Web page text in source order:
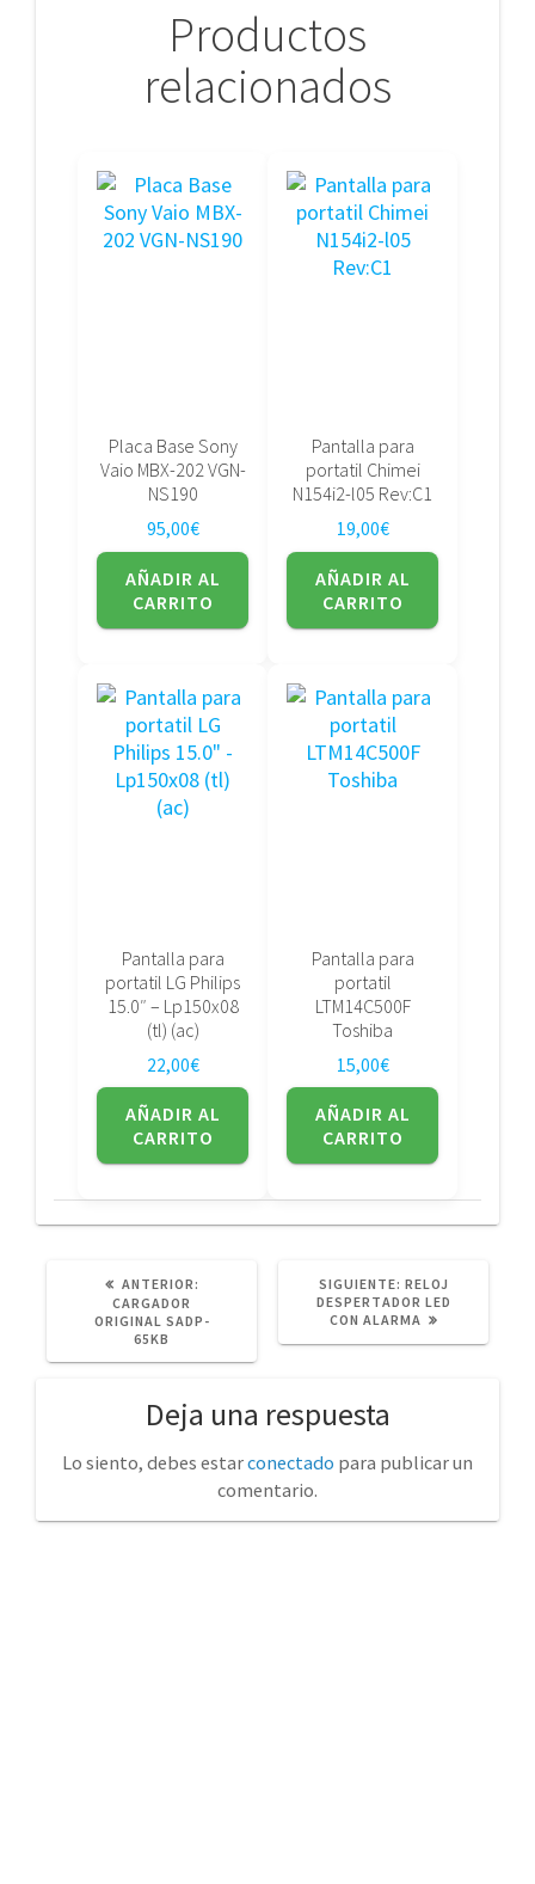
Productos
relacionados
Placa Base Sony
Vaio MBX-202 VGN-
NS190
95,00€
AÑADIR AL
CARRITO
Pantalla para
portatil Chimei
N154i2-l05 Rev:C1
19,00€
AÑADIR AL
CARRITO
Pantalla para
portatil LG Philips
15.0″ – Lp150x08
(tl) (ac)
22,00€
AÑADIR AL
CARRITO
Pantalla para
portatil
LTM14C500F
Toshiba
15,00€
AÑADIR AL
CARRITO
ANTERIOR:
CARGADOR
ORIGINAL SADP-
65KB
SIGUIENTE: SIGUIENTE
POST:
RELOJ
DESPERTADOR LED
CON ALARMA
Deja una respuesta
Lo siento, debes estarconectado para publicar un
comentario.